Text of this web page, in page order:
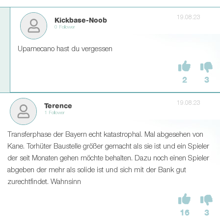
Kickbase-Noob
0 Follower
19.08.23
Upamecano hast du vergessen
2 3
Terence
1 Follower
19.08.23
Transferphase der Bayern echt katastrophal. Mal abgesehen von
Kane. Torhüter Baustelle größer gemacht als sie ist und ein Spieler
der seit Monaten gehen möchte behalten. Dazu noch einen Spieler
abgeben der mehr als solide ist und sich mit der Bank gut
zurechtfindet. Wahnsinn
16 3